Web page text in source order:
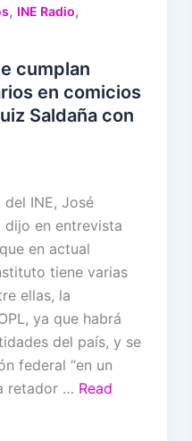
, INE Radio,
cumplan
en comicios
Saldaña con
INE, José
dijo en entrevista
en actual
tiene varias
ellas, la
ya que habrá
del país, y se
federal “en un
retador … Read